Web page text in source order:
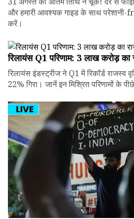
और हमारी आवश्यक गाइड के साथ परेशानी-
करें।
रिलायंस Q1 परिणाम: ₹3 लाख करोड़ का
रिलायंस इंडस्ट्रीज ने Q1 में रिकॉर्ड राजस्व
22% गिरा। जानें इन मिश्रित परिणामों के